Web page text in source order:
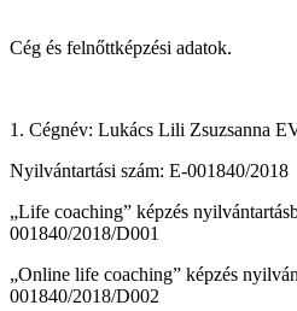
Cég és felnőttképzési adatok.
1. Cégnév: Lukács Lili Zsuzsanna
Nyilvántartási szám: E-001840/2018
„Life coaching” képzés
001840/2018/D001
„Online life coaching” képzés
001840/2018/D002